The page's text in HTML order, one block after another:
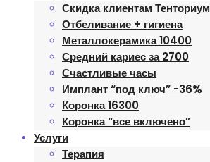
Скидка клиентам Тенториум
Отбеливание + гигиена
Металлокерамика 10400
Средний кариес за 2700
Счастливые часы
Имплант “под ключ” -36%
Коронка 16300
Коронка “все включено”
Услуги
Терапия